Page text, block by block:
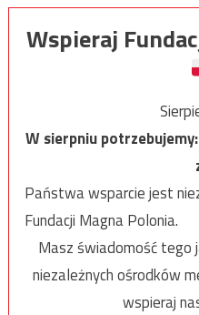
Wspieraj
W sierpniu potrzebujemy:
Państwa wsparcie jest
Fundacji Magna Polonia.
Masz świadomość
niezależnych ośrodków
wspieraj